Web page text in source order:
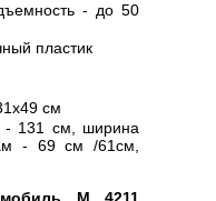
- до 50
пластик
см
- 131 см, ширина
- 69 см /61см,